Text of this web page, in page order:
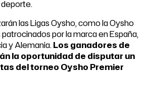
las Ligas Oysho, como la Oysho
patrocinados por la marca en España,
y Alemania.Los ganadores de
la oportunidad de disputar un
del torneo Oysho Premier